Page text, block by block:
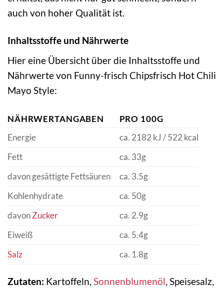
auch von hoher Qualität ist.
Inhaltsstoffe und Nährwerte
Hier eine Übersicht über die Inhaltsstoffe und
Nährwerte von Funny-frisch Chipsfrisch Hot Chili
Mayo Style:
NÄHRWERTANGABEN
PRO 100G
Energie
ca. 2182 kJ / 522 kcal
Fett
ca. 33g
davon gesättigte Fettsäuren
ca. 3.5g
Kohlenhydrate
ca. 50g
davonZucker
ca. 2.9g
Eiweiß
ca. 5.4g
Salz
ca. 1.8g
Zutaten: Kartoffeln, Sonnenblumenöl, Speisesalz,